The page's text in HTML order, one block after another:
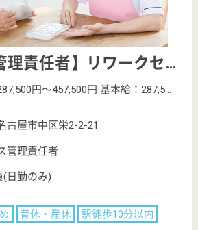
の求人
〜3,000円
作業療法士）
育休・産休
円〜320,000円
住宅手当あり
内